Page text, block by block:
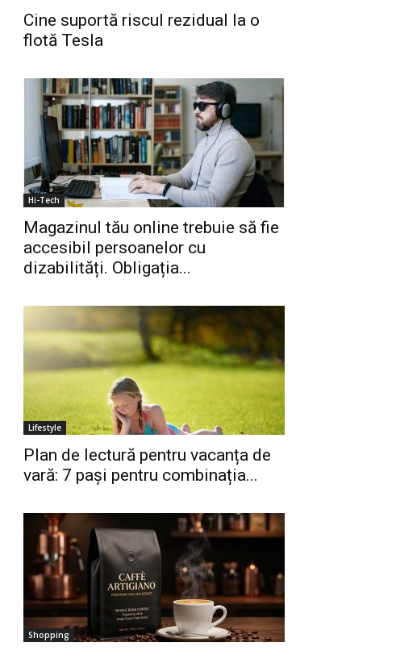
Cine suportă riscul rezidual la o
flotă Tesla
Hi-Tech
Magazinul tău online trebuie să fie
accesibil persoanelor cu
dizabilități. Obligația...
Lifestyle
Plan de lectură pentru vacanța de
vară: 7 pași pentru combinația...
Shopping